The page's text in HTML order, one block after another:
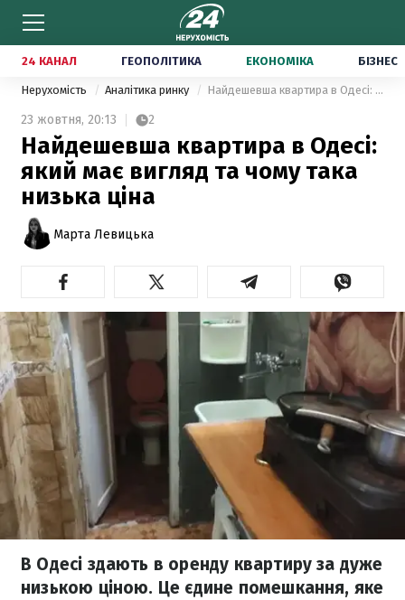
24 КАНАЛ ГЕОПОЛІТИКА ЕКОНОМІКА БІЗНЕС
Нерухомість Аналітика ринку Найдешевша квартира в Одесі: який має вигляд та чому така низька ціна
23 жовтня, 20:13 2
Найдешевша квартира в Одесі:
який має вигляд та чому така
низька ціна
Марта Левицька
В Одесі здають в оренду квартиру за дуже
низькою ціною. Це єдине помешкання, яке